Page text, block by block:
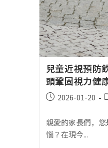
兒童近視預防
頭鞏固視力健
2026-01-20
親愛的家長們，
惱？在現今...